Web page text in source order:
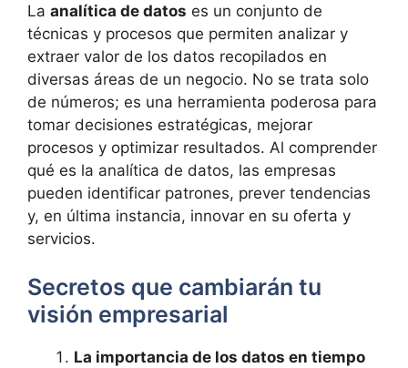
La analítica de datos es un conjunto de
técnicas y procesos que permiten analizar y
extraer valor de los datos recopilados en
diversas áreas de un negocio. No se trata solo
de números; es una herramienta poderosa para
tomar decisiones estratégicas, mejorar
procesos y optimizar resultados. Al comprender
qué es la analítica de datos, las empresas
pueden identificar patrones, prever tendencias
y, en última instancia, innovar en su oferta y
servicios.
Secretos que cambiarán tu
visión empresarial
La importancia de los datos en tiempo